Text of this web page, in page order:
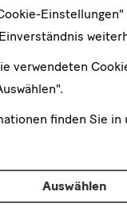
80.
der Stiftung
Bestand aus der
verwendeten
finden Sie in
Auswählen